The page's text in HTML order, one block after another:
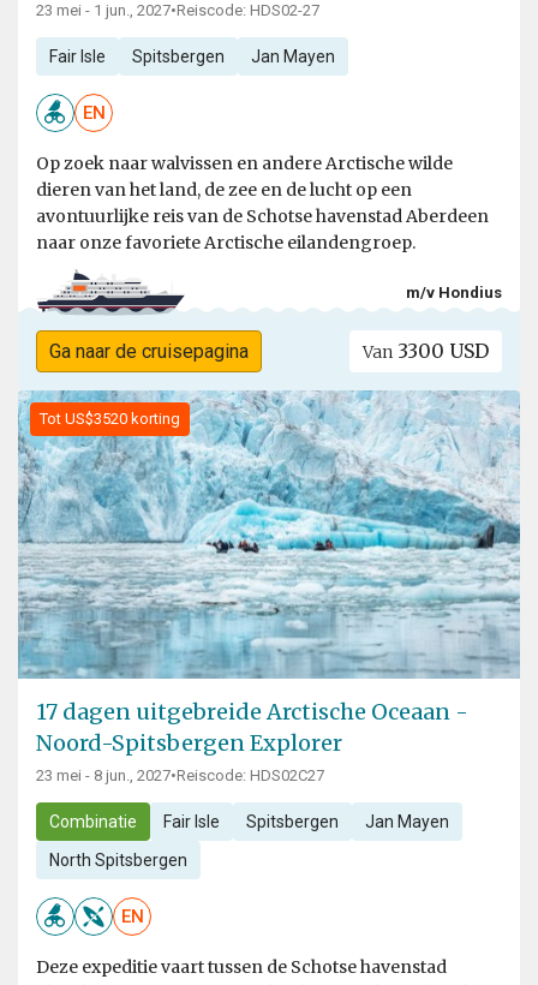
23 mei - 1 jun., 2027•Reiscode: HDS02-27
Fair Isle Spitsbergen Jan Mayen
EN
Op zoek naar walvissen en andere Arctische wilde
dieren van het land, de zee en de lucht op een
avontuurlijke reis van de Schotse havenstad Aberdeen
naar onze favoriete Arctische eilandengroep.
m/v Hondius
Ga naar de cruisepagina Van 3300 USD
Tot US$3520 korting
17 dagen uitgebreide Arctische Oceaan -
Noord-Spitsbergen Explorer
23 mei - 8 jun., 2027•Reiscode: HDS02C27
Combinatie Fair Isle Spitsbergen Jan Mayen
North Spitsbergen
EN
Deze expeditie vaart tussen de Schotse havenstad